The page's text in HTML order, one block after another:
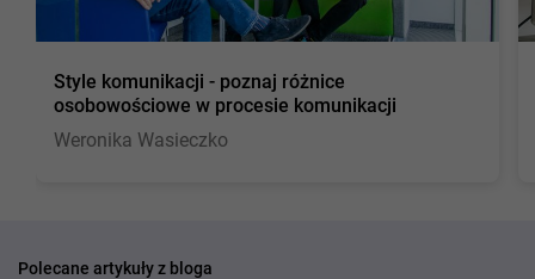
Style komunikacji - poznaj różnice
osobowościowe w procesie komunikacji
Weronika Wasieczko
Polecane artykuły z bloga